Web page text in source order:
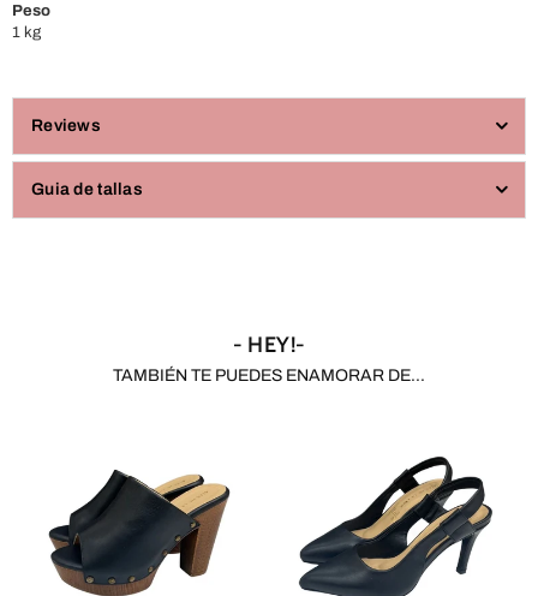
Peso
1 kg
Reviews
Guia de tallas
- HEY!-
TAMBIÉN TE PUEDES ENAMORAR DE...